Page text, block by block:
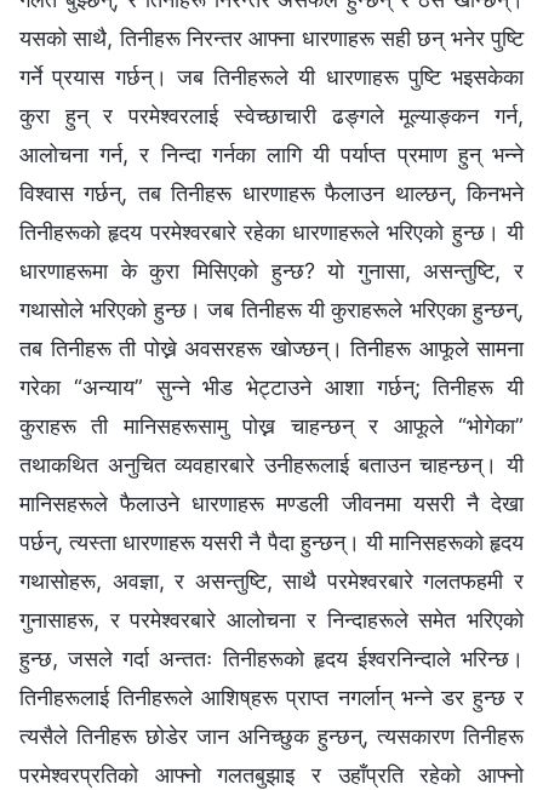
यसको साथै, तिनीहरू निरन्तर आफ्ना धारणाहरू सही छन् भनेर पुष्टि
गर्ने प्रयास गर्छन्। जब तिनीहरूले यी धारणाहरू पुष्टि भइसकेका
कुरा हुन् र परमेश्‍वरलाई स्वेच्छाचारी ढङ्गले मूल्याङ्कन गर्न,
आलोचना गर्न, र निन्दा गर्नका लागि यी पर्याप्त प्रमाण हुन् भन्‍ने
विश्‍वास गर्छन्, तब तिनीहरू धारणाहरू फैलाउन थाल्छन्, किनभने
तिनीहरूको हृदय परमेश्‍वरबारे रहेका धारणाहरूले भरिएको हुन्छ। यी
धारणाहरूमा के कुरा मिसिएको हुन्छ? यो गुनासा, असन्तुष्टि, र
गथासोले भरिएको हुन्छ। जब तिनीहरू यी कुराहरूले भरिएका हुन्छन्,
तब तिनीहरू ती पोख्ने अवसरहरू खोज्छन्। तिनीहरू आफूले सामना
गरेका “अन्याय” सुन्‍ने भीड भेट्टाउने आशा गर्छन्; तिनीहरू यी
कुराहरू ती मानिसहरूसामु पोख्न चाहन्छन् र आफूले “भोगेका”
तथाकथित अनुचित व्यवहारबारे उनीहरूलाई बताउन चाहन्छन्। यी
मानिसहरूले फैलाउने धारणाहरू मण्डली जीवनमा यसरी नै देखा
पर्छन्, त्यस्ता धारणाहरू यसरी नै पैदा हुन्छन्। यी मानिसहरूको हृदय
गथासोहरू, अवज्ञा, र असन्तुष्टि, साथै परमेश्‍वरबारे गलतफहमी र
गुनासाहरू, र परमेश्‍वरबारे आलोचना र निन्दाहरूले समेत भरिएको
हुन्छ, जसले गर्दा अन्ततः तिनीहरूको हृदय ईश्वरनिन्दाले भरिन्छ।
तिनीहरूलाई तिनीहरूले आशिष्‌हरू प्राप्त नगर्लान् भन्ने डर हुन्छ र
त्यसैले तिनीहरू छोडेर जान अनिच्छुक हुन्छन्, त्यसकारण तिनीहरू
परमेश्‍वरप्रतिको आफ्नो गलतबुझाइ र उहाँप्रति रहेको आफ्नो